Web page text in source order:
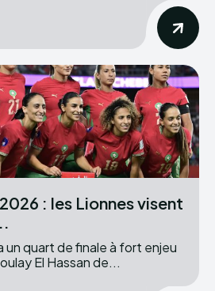
: les Lionnes visent
un quart de finale à fort enjeu
El Hassan de...